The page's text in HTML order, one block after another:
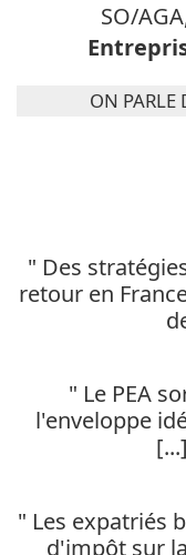
SO/
ON PARLE
" Des
retour en
" Le PEA
l'enveloppe
" Les expatriés
d'impôt sur